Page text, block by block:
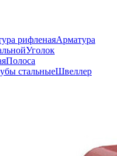
рифленаяАрматура
Уголок
Полоса
стальныеШвеллер